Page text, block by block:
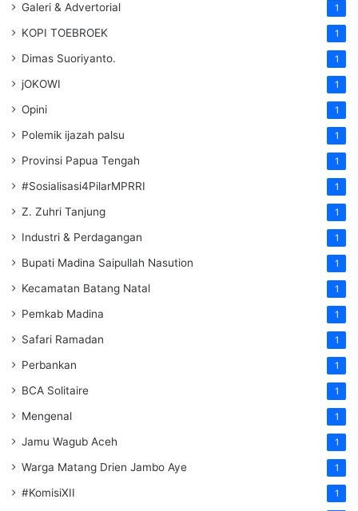
Galeri & Advertorial 1
KOPI TOEBROEK 1
Dimas Suoriyanto. 1
jOKOWI 1
Opini 1
Polemik ijazah palsu 1
Provinsi Papua Tengah 1
#Sosialisasi4PilarMPRRI 1
Z. Zuhri Tanjung 1
Industri & Perdagangan 1
Bupati Madina Saipullah Nasution 1
Kecamatan Batang Natal 1
Pemkab Madina 1
Safari Ramadan 1
Perbankan 1
BCA Solitaire 1
Mengenal 1
Jamu Wagub Aceh 1
Warga Matang Drien Jambo Aye 1
#KomisiXII 1